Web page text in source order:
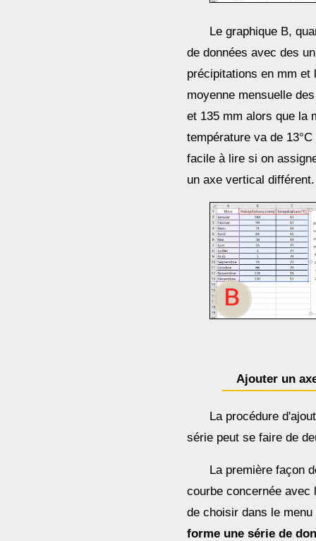
Le graphique B,
de données avec des
précipitations en mm et
moyenne mensuelle
et 135 mm alors que la
température va de
facile à lire si on
un axe vertical différent.
Ajouter un
La procédure
série peut se faire de
La première façon
courbe concernée
de choisir dans le
forme une série de